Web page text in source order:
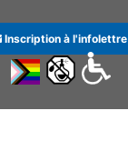
Inscription à l'infolettre